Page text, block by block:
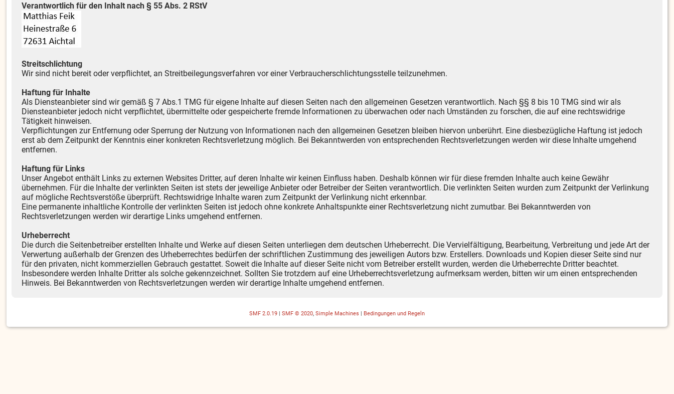
Verantwortlich für den Inhalt nach § 55 Abs. 2 RStV
Streitschlichtung
Wir sind nicht bereit oder verpflichtet, an Streitbeilegungsverfahren vor einer Verbraucherschlichtungsstelle teilzunehmen.
Haftung für Inhalte
Als Diensteanbieter sind wir gemäß § 7 Abs.1 TMG für eigene Inhalte auf diesen Seiten nach den allgemeinen Gesetzen verantwortlich. Nach §§ 8 bis 10 TMG sind wir als
Diensteanbieter jedoch nicht verpflichtet, übermittelte oder gespeicherte fremde Informationen zu überwachen oder nach Umständen zu forschen, die auf eine rechtswidrige
Tätigkeit hinweisen.
Verpflichtungen zur Entfernung oder Sperrung der Nutzung von Informationen nach den allgemeinen Gesetzen bleiben hiervon unberührt. Eine diesbezügliche Haftung ist jedoch
erst ab dem Zeitpunkt der Kenntnis einer konkreten Rechtsverletzung möglich. Bei Bekanntwerden von entsprechenden Rechtsverletzungen werden wir diese Inhalte umgehend
entfernen.
Haftung für Links
Unser Angebot enthält Links zu externen Websites Dritter, auf deren Inhalte wir keinen Einfluss haben. Deshalb können wir für diese fremden Inhalte auch keine Gewähr
übernehmen. Für die Inhalte der verlinkten Seiten ist stets der jeweilige Anbieter oder Betreiber der Seiten verantwortlich. Die verlinkten Seiten wurden zum Zeitpunkt der Verlinkung
auf mögliche Rechtsverstöße überprüft. Rechtswidrige Inhalte waren zum Zeitpunkt der Verlinkung nicht erkennbar.
Eine permanente inhaltliche Kontrolle der verlinkten Seiten ist jedoch ohne konkrete Anhaltspunkte einer Rechtsverletzung nicht zumutbar. Bei Bekanntwerden von
Rechtsverletzungen werden wir derartige Links umgehend entfernen.
Urheberrecht
Die durch die Seitenbetreiber erstellten Inhalte und Werke auf diesen Seiten unterliegen dem deutschen Urheberrecht. Die Vervielfältigung, Bearbeitung, Verbreitung und jede Art der
Verwertung außerhalb der Grenzen des Urheberrechtes bedürfen der schriftlichen Zustimmung des jeweiligen Autors bzw. Erstellers. Downloads und Kopien dieser Seite sind nur
für den privaten, nicht kommerziellen Gebrauch gestattet. Soweit die Inhalte auf dieser Seite nicht vom Betreiber erstellt wurden, werden die Urheberrechte Dritter beachtet.
Insbesondere werden Inhalte Dritter als solche gekennzeichnet. Sollten Sie trotzdem auf eine Urheberrechtsverletzung aufmerksam werden, bitten wir um einen entsprechenden
Hinweis. Bei Bekanntwerden von Rechtsverletzungen werden wir derartige Inhalte umgehend entfernen.
SMF 2.0.19| SMF © 2020, Simple Machines | Bedingungen und Regeln